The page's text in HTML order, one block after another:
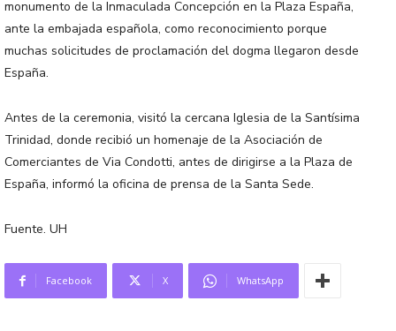
monumento de la Inmaculada Concepción en la Plaza España,
ante la embajada española, como reconocimiento porque
muchas solicitudes de proclamación del dogma llegaron desde
España.
Antes de la ceremonia, visitó la cercana Iglesia de la Santísima
Trinidad, donde recibió un homenaje de la Asociación de
Comerciantes de Via Condotti, antes de dirigirse a la Plaza de
España, informó la oficina de prensa de la Santa Sede.
Fuente. UH
Facebook X WhatsApp